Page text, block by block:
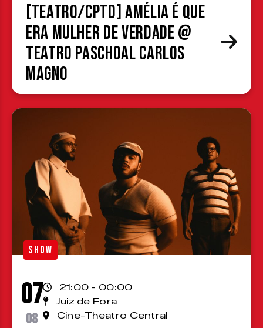
[TEATRO/CPTD] Amélia é que
era mulher de verdade @
Teatro Paschoal Carlos
Magno
SHOW
07
08
21:00 - 00:00
Juiz de Fora
Cine-Theatro Central